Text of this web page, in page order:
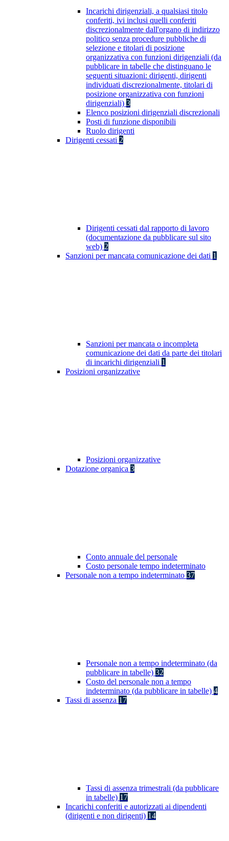
Incarichi dirigenziali, a qualsiasi titolo
conferiti, ivi inclusi quelli conferiti
discrezionalmente dall'organo di indirizzo
politico senza procedure pubbliche di
selezione e titolari di posizione
organizzativa con funzioni dirigenziali (da
pubblicare in tabelle che distinguano le
seguenti situazioni: dirigenti, dirigenti
individuati discrezionalmente, titolari di
posizione organizzativa con funzioni
dirigenziali) 3
Elenco posizioni dirigenziali discrezionali
Posti di funzione disponibili
Ruolo dirigenti
Dirigenti cessati 2
Dirigenti cessati dal rapporto di lavoro
(documentazione da pubblicare sul sito
web) 2
Sanzioni per mancata comunicazione dei dati 1
Sanzioni per mancata o incompleta
comunicazione dei dati da parte dei titolari
di incarichi dirigenziali 1
Posizioni organizzative
Posizioni organizzative
Dotazione organica 3
Conto annuale del personale
Costo personale tempo indeterminato
Personale non a tempo indeterminato 37
Personale non a tempo indeterminato (da
pubblicare in tabelle) 32
Costo del personale non a tempo
indeterminato (da pubblicare in tabelle) 4
Tassi di assenza 17
Tassi di assenza trimestrali (da pubblicare
in tabelle) 17
Incarichi conferiti e autorizzati ai dipendenti
(dirigenti e non dirigenti) 14